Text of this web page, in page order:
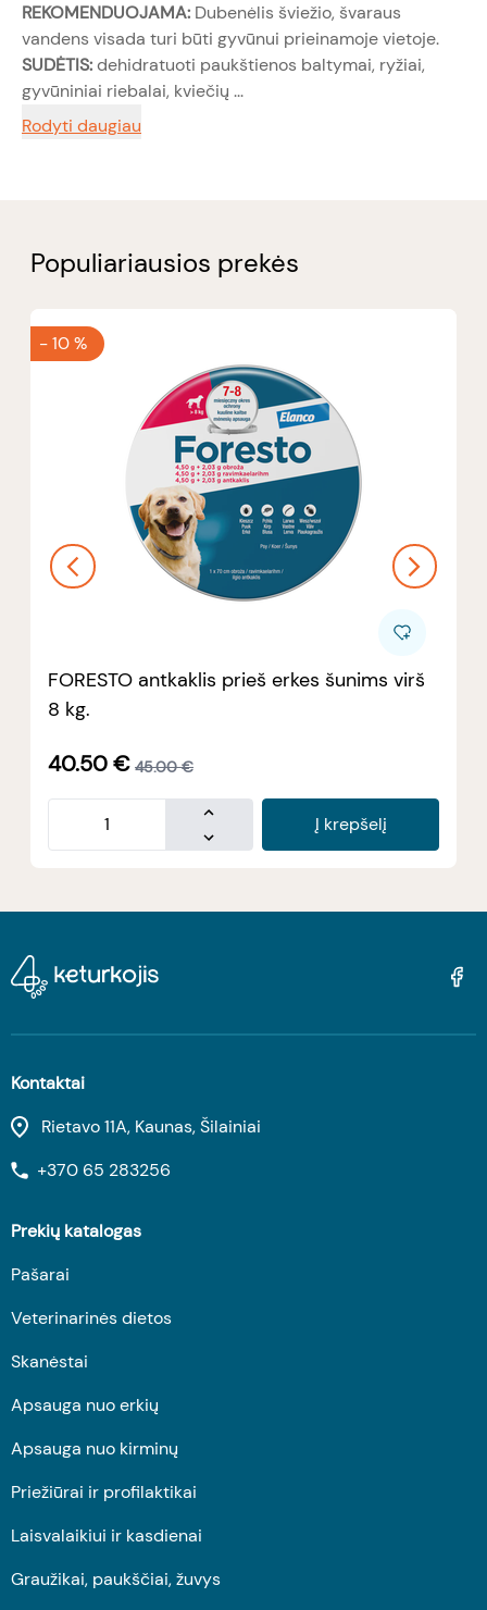
REKOMENDUOJAMA: Dubenėlis šviežio, švaraus
vandens visada turi būti gyvūnui prieinamoje vietoje.
SUDĖTIS:dehidratuoti paukštienos baltymai, ryžiai,
gyvūniniai riebalai, kviečių ...
Rodyti daugiau
Populiariausios prekės
-10 %
FORESTO antkaklis prieš erkes šunims virš
8 kg.
40.50€ 45.00 €
Į krepšelį
Kontaktai
Rietavo 11A, Kaunas, Šilainiai
+370 65 283256
Prekių katalogas
Pašarai
Veterinarinės dietos
Skanėstai
Apsauga nuo erkių
Apsauga nuo kirminų
Priežiūrai ir profilaktikai
Laisvalaikiui ir kasdienai
Graužikai, paukščiai, žuvys